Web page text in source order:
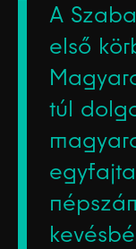
A
első
túl